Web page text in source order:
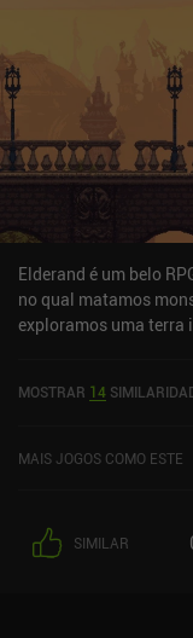
Elderand é um belo
no qual matamos
exploramos uma terra
costa de uma terra
abrimos
mais. Exatamente
primeira coisa que
MOSTRAR 14
MAIS JOGOS COMO ESTE
SIMILAR